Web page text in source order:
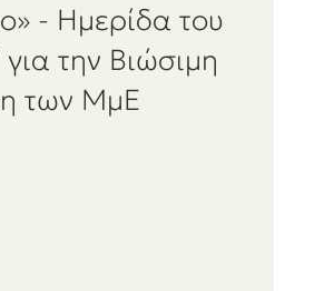
- Ημερίδα του
την Βιώσιμη
των ΜμΕ